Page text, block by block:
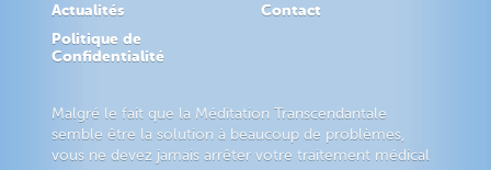
Actualités
Politique de
Confidentialité
Contact
Malgré le fait que la Méditation Transcendantale
semble être la solution à beaucoup de problèmes,
vous ne devez jamais arrêter votre traitement médical